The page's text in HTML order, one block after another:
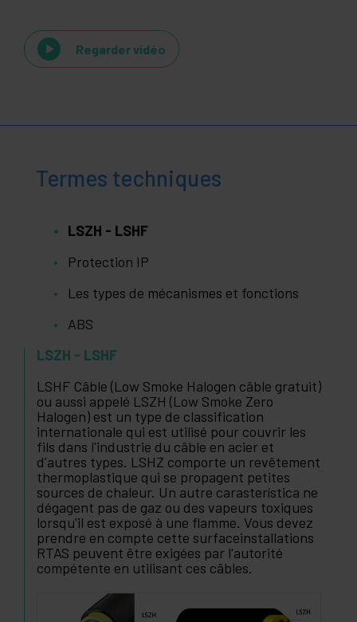
Regarder vidéo
Termes techniques
LSZH - LSHF
Protection IP
Les types de mécanismes et fonctions
ABS
LSZH - LSHF
LSHF Câble (Low Smoke Halogen câble gratuit)
ou aussi appelé LSZH (Low Smoke Zero
Halogen) est un type de classification
internationale qui est utilisé pour couvrir les
fils dans l'industrie du câble en acier et
d'autres types. LSHZ comporte un revêtement
thermoplastique qui se propagent petites
sources de chaleur. Un autre carasterística ne
dégagent pas de gaz ou des vapeurs toxiques
lorsqu'il est exposé à une flamme. Vous devez
prendre en compte cette surfaceinstallations
RTAS peuvent être exigées par l'autorité
compétente en utilisant ces câbles.